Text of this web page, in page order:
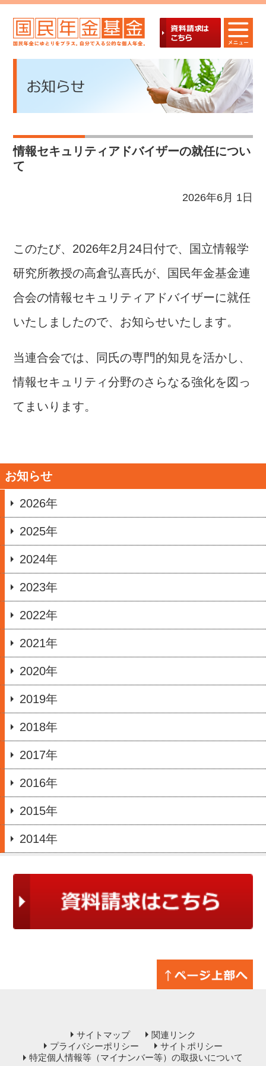
情報セキュリティアドバイザーの就任につい
て
2026年6月 1日
このたび、 2026年2 月 24日付で、国立情報学
研究所教授の高倉弘喜氏が、国民年金基金連
合会の情報セキュリティアドバイザーに就任
いたしましたので、お知らせいたします。
当連合会では、同氏の専門的知見を活かし、
情報セキュリティ分野のさらなる強化を図っ
てまいります。
お知らせ
2026年
2025年
2024年
2023年
2022年
2021年
2020年
2019年
2018年
2017年
2016年
2015年
2014年
サイトマップ
関連リンク
プライバシーポリシー
サイトポリシー
特定個人情報等（マイナンバー等）の取扱いについて